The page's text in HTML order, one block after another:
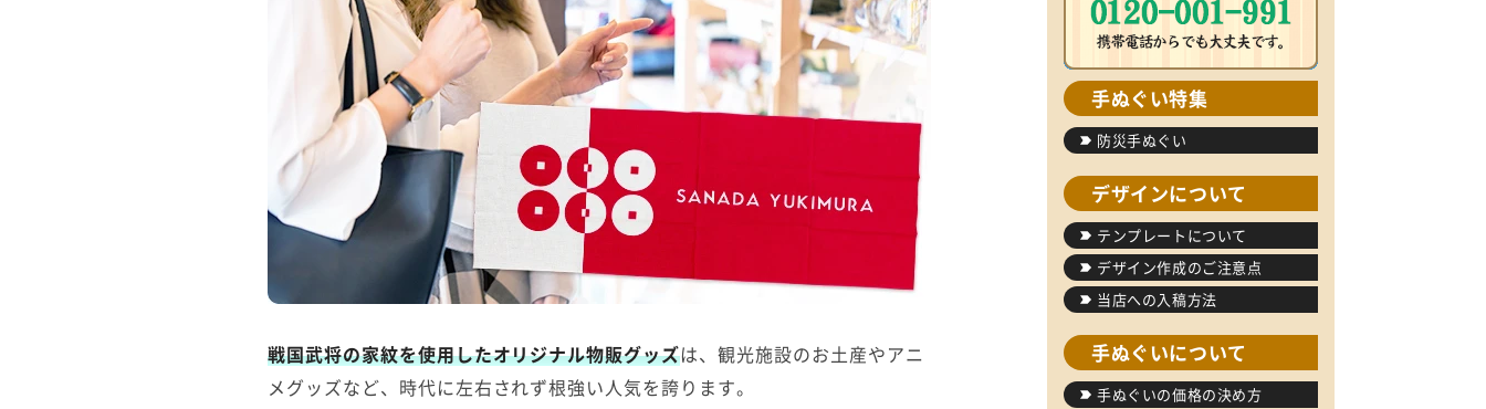
戦国武将の家紋を使用したオリジナル物販グッズは、観光施設のお土産やアニ
メグッズなど、時代に左右されず根強い人気を誇ります。
手ぬぐい特集
防災手ぬぐい
デザインについて
テンプレートについて
デザイン作成のご注意点
当店への入稿方法
手ぬぐいについて
手ぬぐいの価格の決め方